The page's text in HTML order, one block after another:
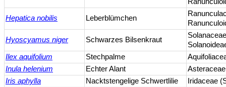
Hepatica nobilis Leberblümchen
Hyoscyamus niger Schwarzes Bilsenkraut
Ilex aquifolium
Stechpalme
Inula helenium
Echter Alant
Iris aphylla
Nacktstengelige Schwertlilie
Iridaceae